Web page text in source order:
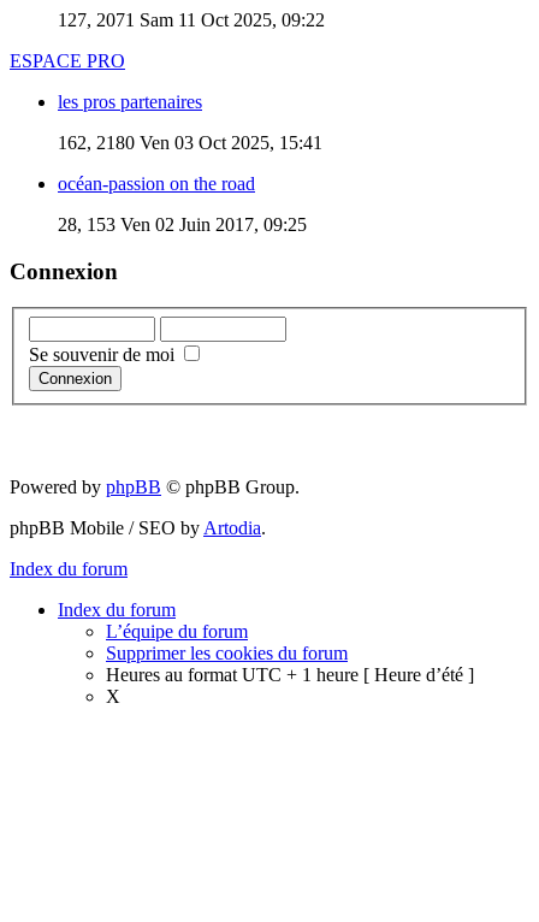
127, 2071 Sam 11 Oct 2025, 09:22
ESPACE PRO
les pros partenaires
162, 2180 Ven 03 Oct 2025, 15:41
océan-passion on the road
28, 153 Ven 02 Juin 2017, 09:25
Connexion
Se souvenir de moi
Powered by phpBB © phpBB Group.
phpBB Mobile / SEO by Artodia.
Index du forum
Index du forum
L’équipe du forum
Supprimer les cookies du forum
Heures au format UTC + 1 heure [ Heure d’été ]
X